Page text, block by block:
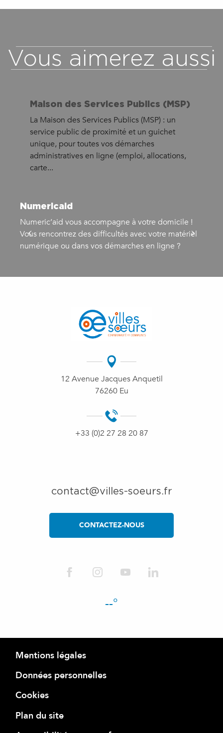
Vous aimerez aussi
Maison des Services Publics (MSP)
La Maison des Services Publics (MSP) : un
service public de proximité et un guichet
unique, pour toutes vos démarches
administratives en ligne (emploi, allocations,
carte...
Numericaid
Numeric’aid vous accompagne à votre domicile !
Vous rencontrez des difficultés avec votre matériel
numérique ou dans vos démarches en ligne ?
12 Avenue Jacques Anquetil
76260 Eu
+33 (0)2 27 28 20 87
contact@villes-soeurs.fr
CONTACTEZ-NOUS
--°
Mentions légales
Données personnelles
Cookies
Plan du site